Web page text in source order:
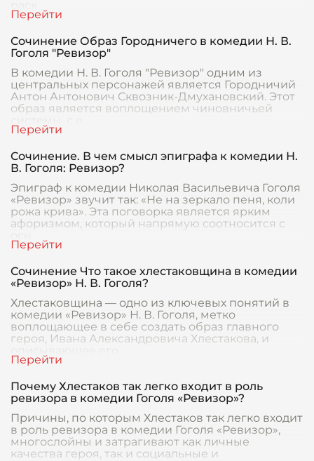
Сочинение Образ Городничего в комедии Н. В.
Гоголя "Ревизор"
В комедии Н. В. Гоголя "Ревизор" одним из
центральных персонажей является Городничий
Антон Антонович Сквозник-Дмухановский. Этот
образ является воплощением чиновничьей
Сочинение. В чем смысл эпиграфа к комедии Н.
В. Гоголя: Ревизор?
Эпиграф к комедии Николая Васильевича Гоголя
«Ревизор» звучит так: «Не на зеркало пеня, коли
рожа крива». Эта поговорка является ярким
афоризмом, который напрямую соотносится с
Сочинение Что такое хлестаковщина в комедии
«Ревизор» Н. В. Гоголя?
Хлестаковщина — одно из ключевых понятий в
комедии «Ревизор» Н. В. Гоголя, метко
воплощающее в себе создать образ главного
героя, Ивана Александровича Хлестакова, и
Почему Хлестаков так легко входит в роль
ревизора в комедии Гоголя «Ревизор»?
Причины, по которым Хлестаков так легко входит
в роль ревизора в комедии Гоголя «Ревизор»,
многослойны и затрагивают как личные
качества героя, так и социальные и